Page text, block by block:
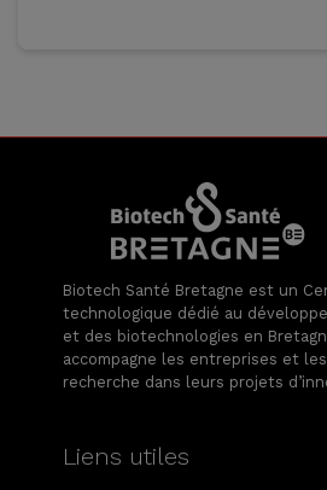
Biotech Santé Bretagne est un
technologique dédié au
et des biotechnologies en
accompagne les entreprises et
recherche dans leurs projets
Liens utiles